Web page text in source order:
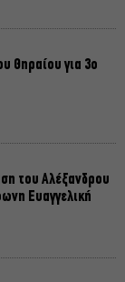
Θηραίου για 3ο
του Αλέξανδρου
Ευαγγελική